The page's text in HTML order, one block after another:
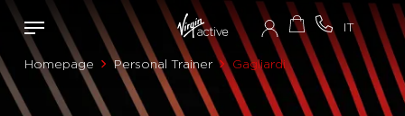
Homepage Personal Trainer Gagliardi